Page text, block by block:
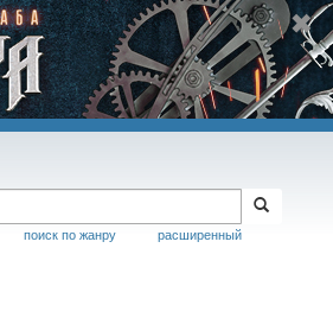
расширенный
поиск по жанру